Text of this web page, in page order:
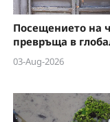
Посещението на
превръща в
03-Aug-2026